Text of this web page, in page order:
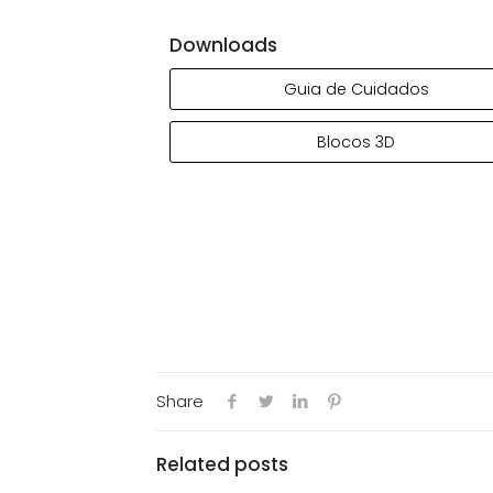
Downloads
Guia de Cuidados
Blocos 3D
Share
Related posts